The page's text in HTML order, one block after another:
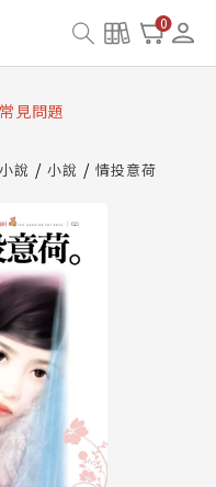
0
要說明及資產合併結果
產合併與書櫃開通申請
見問題
產合併與書櫃開通申請
說 小說 情投意荷